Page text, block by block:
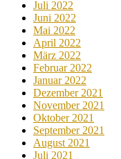
Juli 2022
Juni 2022
Mai 2022
April 2022
März 2022
Februar 2022
Januar 2022
Dezember 2021
November 2021
Oktober 2021
September 2021
August 2021
Juli 2021